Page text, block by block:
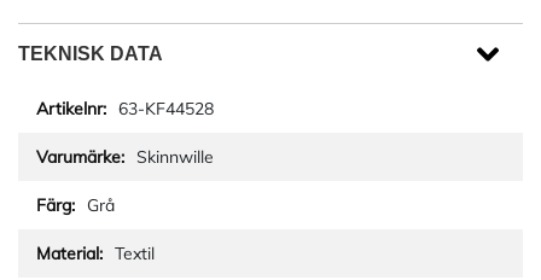
TEKNISK DATA
63-KF44528
Skinnwille
Grå
Textil